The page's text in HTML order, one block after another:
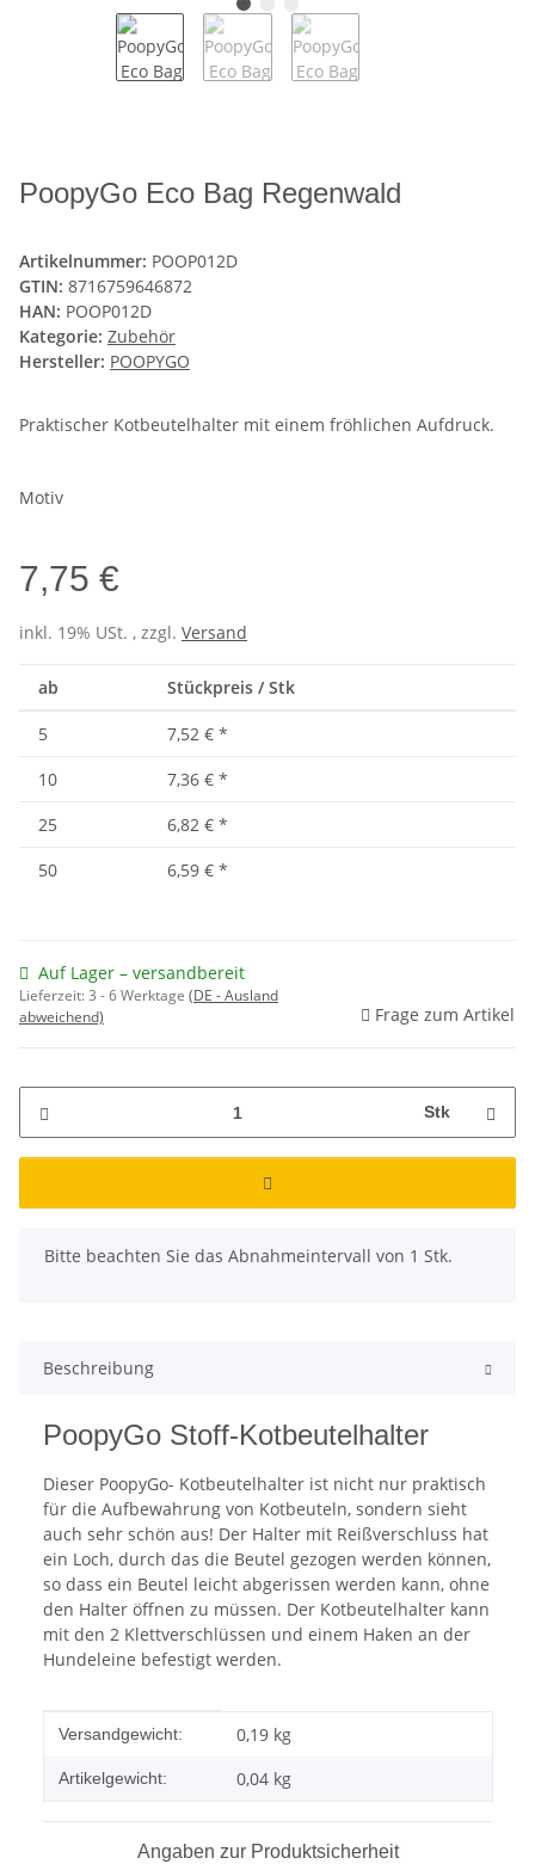
PoopyGo Eco Bag Regenwald
Artikelnummer: POOP012D
GTIN: 8716759646872
HAN: POOP012D
Kategorie: Zubehör
Hersteller: POOPYGO
Praktischer Kotbeutelhalter mit einem fröhlichen Aufdruck.
Motiv
7,75 €
inkl. 19% USt. , zzgl. Versand
ab Stückpreis / Stk
5 7,52 € *
10
7,36 € *
25
6,82 € *
50
6,59 € *
Auf Lager – versandbereit
Lieferzeit:3 - 6 Werktage (DE - Ausland
abweichend)
Frage zum Artikel
Stk
x
Bitte beachten Sie das Abnahmeintervall von 1 Stk.
Beschreibung
PoopyGo Stoff-Kotbeutelhalter
Dieser PoopyGo- Kotbeutelhalter ist nicht nur praktisch
für die Aufbewahrung von Kotbeuteln, sondern sieht
auch sehr schön aus! Der Halter mit Reißverschluss hat
ein Loch, durch das die Beutel gezogen werden können,
so dass ein Beutel leicht abgerissen werden kann, ohne
den Halter öffnen zu müssen. Der Kotbeutelhalter kann
mit den 2 Klettverschlüssen und einem Haken an der
Hundeleine befestigt werden.
Produkteigenschaft
Wert
Versandgewicht: 0,19 kg
Artikelgewicht: 0,04 kg
Angaben zur Produktsicherheit